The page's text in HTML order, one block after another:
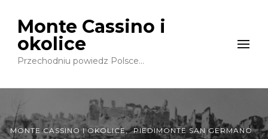
Monte Cassino i
okolice
Przechodniu powiedz Polsce…
MONTE CASSINO I OKOLICE PIEDIMONTE SAN GERMANO